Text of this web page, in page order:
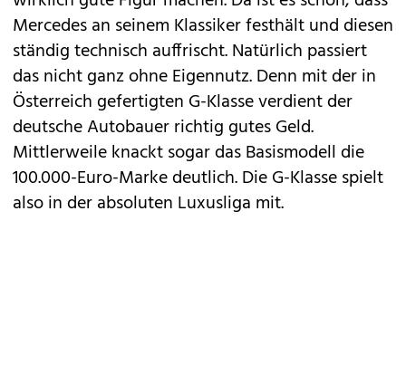
Mercedesan seinem Klassiker festhält und diesen
ständig technisch auffrischt. Natürlich passiert
das nicht ganz ohne Eigennutz. Denn mit der in
Österreich gefertigten G-Klasse verdient der
deutsche Autobauer richtig gutes Geld.
Mittlerweile knackt sogar das Basismodell die
100.000-Euro-Marke deutlich. Die G-Klasse spielt
also in der absoluten Luxusliga mit.